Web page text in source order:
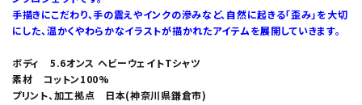
手描きにこだわり、手の震えやインクの滲みなど、自然に起きる「歪み」を大切
にした、温かくやわらかなイラストが描かれたアイテムを展開していきます。
ボディ 5.6オンス ヘビーウェイトTシャツ
素材 コットン100%
プリント、加工拠点 日本(神奈川県鎌倉市)